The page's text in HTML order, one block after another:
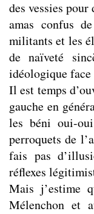
des vessies
amas confus
militants et les
de naïveté
idéologique face
Il est temps
gauche en
les béni oui-
perroquets de
fais pas
réflexes
Mais j’estime
Mélenchon et